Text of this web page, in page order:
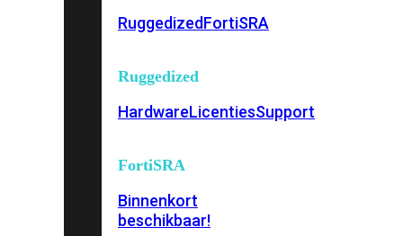
RuggedizedFortiSRA
Ruggedized
HardwareLicentiesSupport
FortiSRA
Binnenkort
beschikbaar!